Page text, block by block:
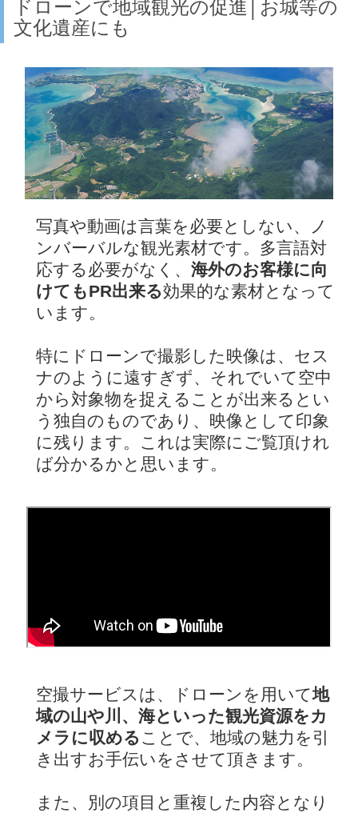
ドローンで地域観光の促進│お城等の
文化遺産にも
写真や動画は言葉を必要としない、ノ
ンバーバルな観光素材です。多言語対
応する必要がなく、 海外のお客様に向
けてもPR出来る効果的な素材となって
います。
特にドローンで撮影した映像は、セス
ナのように遠すぎず、それでいて空中
から対象物を捉えることが出来るとい
う独自のものであり、映像として印象
に残ります。これは実際にご覧頂けれ
ば分かるかと思います。
空撮サービスは、ドローンを用いて地
域の山や川、海といった観光資源をカ
メラに収める ことで、地域の魅力を引
き出すお手伝いをさせて頂きます。
また、別の項目と重複した内容となり